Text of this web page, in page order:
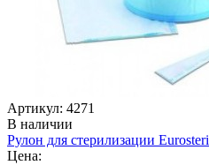
Артикул: 4271
В наличии
Рулон для стерилизации
Цена: